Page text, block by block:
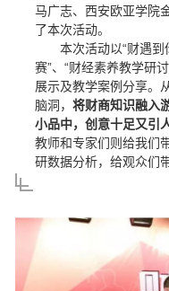
马广志、西安欧亚学院
了本次活动。
本次活动以“财遇
赛”、“财经素养教学研
展示及教学案例分享。
脑洞，将财商知识融入
小品中，创意十足又引
教师和专家们则给我们
研数据分析，给观众们